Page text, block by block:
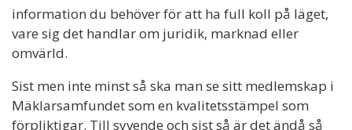
information du behöver för att ha full koll på läget,
vare sig det handlar om juridik, marknad eller
omvärld.
Sist men inte minst så ska man se sitt medlemskap i
Mäklarsamfundet som en kvalitetsstämpel som
förpliktigar. Till syvende och sist så är det ändå så